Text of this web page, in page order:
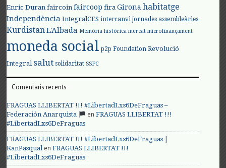
Enric Duran faircoin faircoop fira Girona habitatge
Independència IntegralCES intercanvi jornades assembleàries
KurdistanL'Albada Memòria històrica mercat microfinançament
moneda social p2p Foundation Revolució
Integral salut solidaritat SSPC
Comentaris recents
FRAGUAS LLIBERTAT !!! #LibertadLxs6DeFraguas –
Federación Anarquista
enFRAGUAS LLIBERTAT !!!
#LibertadLxs6DeFraguas
FRAGUAS LLIBERTAT !!! #LibertadLxs6DeFraguas |
KanPasqualenFRAGUAS LLIBERTAT !!!
#LibertadLxs6DeFraguas